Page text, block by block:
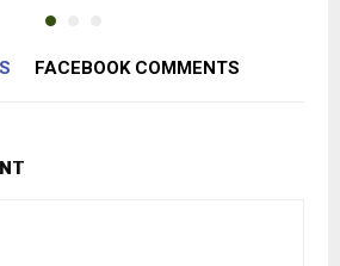
FACEBOOK COMMENTS